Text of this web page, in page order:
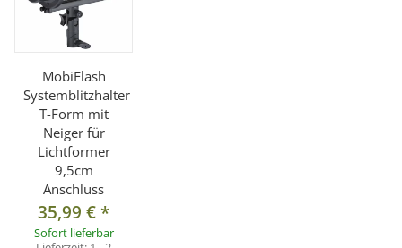
MobiFlash
Systemblitzhalter
T-Form mit
Neiger für
Lichtformer
9,5cm
Anschluss
35,99 €*
Sofort lieferbar